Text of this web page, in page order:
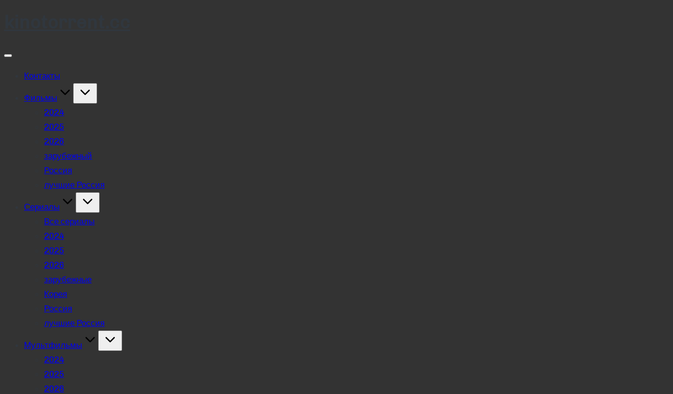
Контакты
Фильмы
2024
2025
2026
зарубежный
Россия
лучшие Россия
Сериалы
Все сериалы
2024
2025
2026
зарубежные
Корея
Россия
лучшие Россия
Мультфильмы
2024
2025
2026